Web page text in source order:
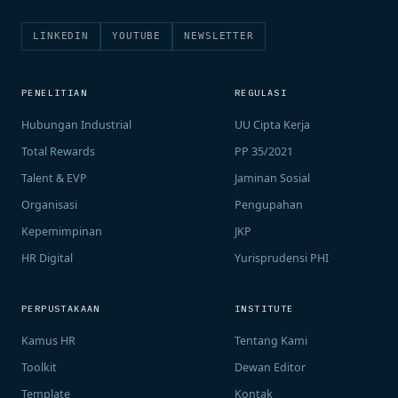
LINKEDIN YOUTUBE NEWSLETTER
PENELITIAN
Hubungan Industrial
Total Rewards
Talent & EVP
Organisasi
Kepemimpinan
HR Digital
REGULASI
UU Cipta Kerja
PP 35/2021
Jaminan Sosial
Pengupahan
JKP
Yurisprudensi PHI
PERPUSTAKAAN
Kamus HR
Toolkit
Template
INSTITUTE
Tentang Kami
Dewan Editor
Kontak